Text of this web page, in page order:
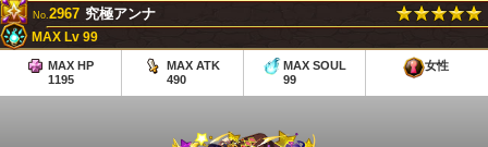
No.2967 究極アンナ
MAX Lv 99
MAX HP
1195
MAX ATK
490
MAX SOUL
99
女性